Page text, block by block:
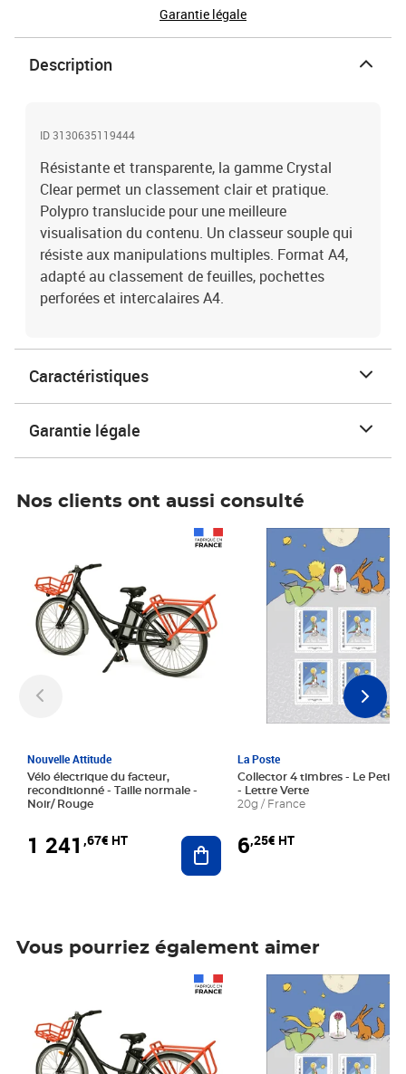
Garantie légale
Description
ID 3130635119444
Résistante et transparente, la gamme Crystal
Clear permet un classement clair et pratique.
Polypro translucide pour une meilleure
visualisation du contenu. Un classeur souple qui
résiste aux manipulations multiples. Format A4,
adapté au classement de feuilles, pochettes
perforées et intercalaires A4.
Caractéristiques
Garantie légale
Nos clients ont aussi consulté
Nouvelle Attitude
Vélo électrique du facteur,
reconditionné - Taille normale -
Noir/ Rouge
1 241 ,67€ HT Ajouter au panier
La Poste
Collector 4 timbres - Le Petit
- Lettre Verte
20g / France
6,25€ HT
Prix 6,25€ HT
Vous pourriez également aimer
Prix 6,25€ HT